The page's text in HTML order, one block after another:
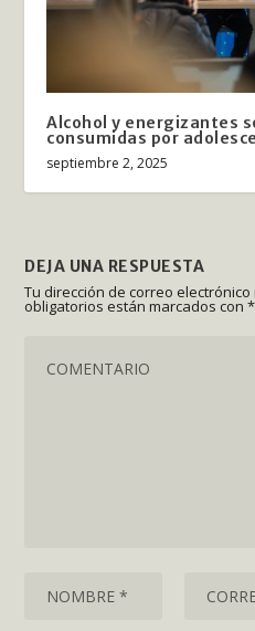
Alcohol y energizantes
consumidas por
septiembre 2, 2025
DEJA UNA RESPUESTA
Tu dirección de correo
obligatorios están marcados con*